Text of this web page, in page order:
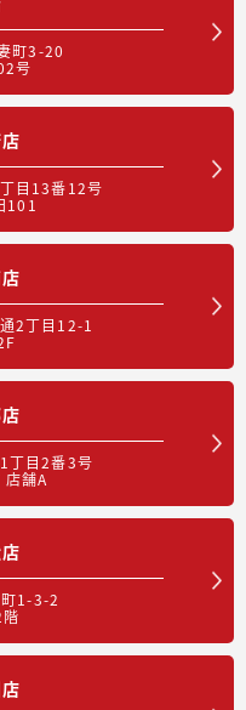
町3-20
号
目13番12号
101
2丁目12-1
丁目2番3号
舗A
1-3-2
階